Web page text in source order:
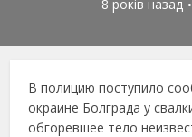
8 років назад
В полицию поступило
окраине Болграда у
обгоревшее тело